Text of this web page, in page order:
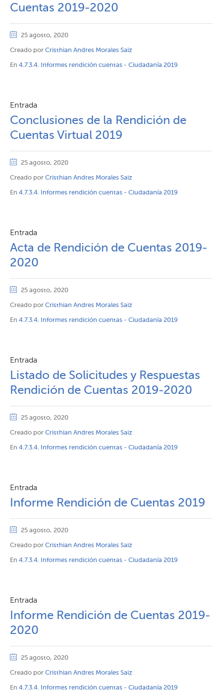
Cuentas 2019-2020
25 agosto, 2020
Creado por Cristhian Andres Morales Saiz
En 4.7.3.4. Informes rendición cuentas - Ciudadanía 2019
Entrada
Conclusiones de la Rendición de
Cuentas Virtual 2019
25 agosto, 2020
Creado por Cristhian Andres Morales Saiz
En 4.7.3.4. Informes rendición cuentas - Ciudadanía 2019
Entrada
Acta de Rendición de Cuentas 2019-
2020
25 agosto, 2020
Creado por Cristhian Andres Morales Saiz
En 4.7.3.4. Informes rendición cuentas - Ciudadanía 2019
Entrada
Listado de Solicitudes y Respuestas
Rendición de Cuentas 2019-2020
25 agosto, 2020
Creado por Cristhian Andres Morales Saiz
En 4.7.3.4. Informes rendición cuentas - Ciudadanía 2019
Entrada
Informe Rendición de Cuentas 2019
25 agosto, 2020
Creado por Cristhian Andres Morales Saiz
En 4.7.3.4. Informes rendición cuentas - Ciudadanía 2019
Entrada
Informe Rendición de Cuentas 2019-
2020
25 agosto, 2020
Creado por Cristhian Andres Morales Saiz
En 4.7.3.4. Informes rendición cuentas - Ciudadanía 2019